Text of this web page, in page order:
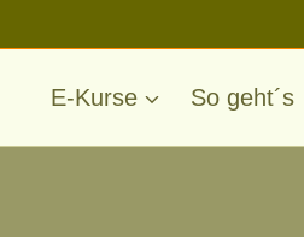
E-Kurse So geht´s